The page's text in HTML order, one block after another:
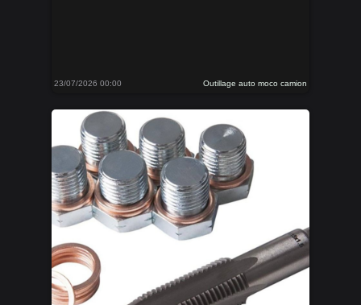
23/07/2026 00:00 Outillage auto moco camion